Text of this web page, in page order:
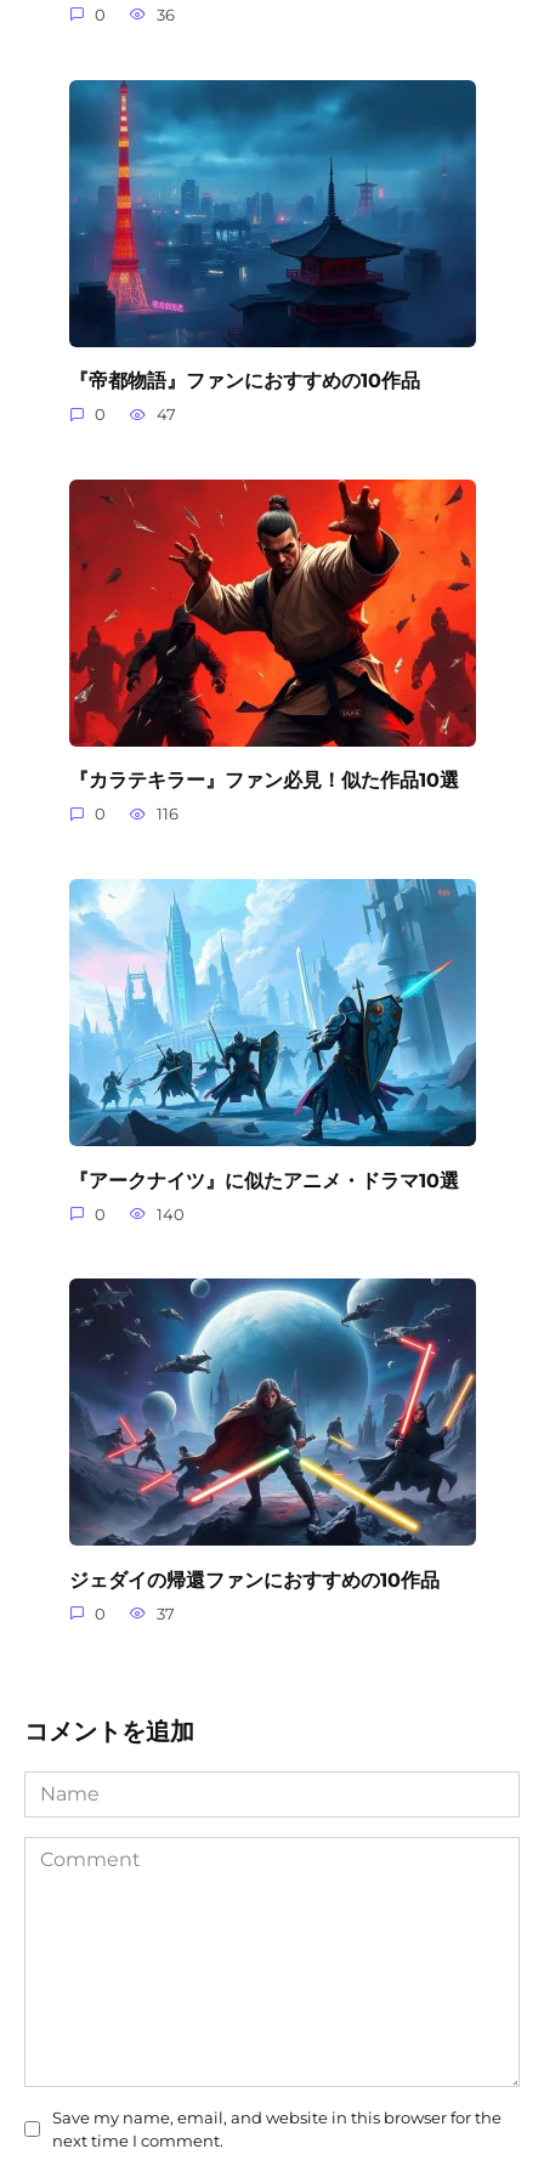
0 36
『帝都物語』ファンにおすすめの10作品
0 47
『カラテキラー』ファン必見！似た作品10選
0 116
『アークナイツ』に似たアニメ・ドラマ10選
0 140
ジェダイの帰還ファンにおすすめの10作品
0 37
コメントを追加
Name
Comment
Save my name, email, and website in this browser for the
next time I comment.